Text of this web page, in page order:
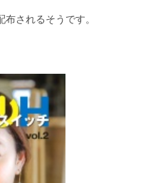
されるそうです。